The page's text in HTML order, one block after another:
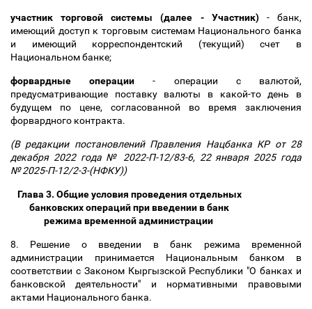
участник торговой системы (далее - Участник)- банк,
имеющий доступ к торговым системам Национального банка
и имеющий корреспондентский (текущий) счет в
Национальном банке;
форвардные операции - операции с валютой,
предусматривающие поставку валюты в какой-то день в
будущем по цене, согласованной во время заключения
форвардного контракта.
(В редакции постановлений Правления Нацбанка КР от 28
декабря 2022 года № 2022-П-12/83-6, 22 января 2025 года
№ 2025-П-12/2-3-(НФКУ))
Глава 3. Общие условия проведения отдельных
банковских операций при введении в банк
режима временной администрации
8. Решение о введении в банк режима временной
администрации принимается Национальным банком в
соответствии с Законом Кыргызской Республики "О банках и
банковской деятельности" и нормативными правовыми
актами Национального банка.